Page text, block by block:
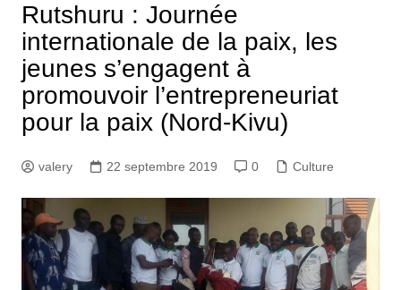
Rutshuru : Journée
internationale de la paix, les
jeunes s’engagent à
promouvoir l’entrepreneuriat
pour la paix (Nord-Kivu)
valery 22 septembre 2019 0 Culture